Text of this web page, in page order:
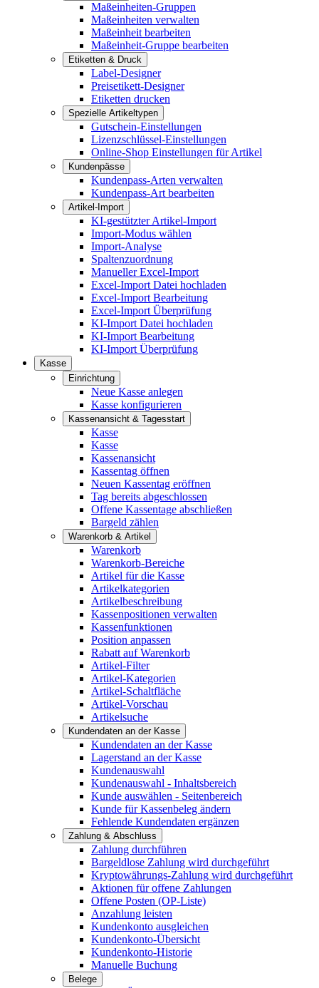
Maßeinheiten-Gruppen
Maßeinheiten verwalten
Maßeinheit bearbeiten
Maßeinheit-Gruppe bearbeiten
Etiketten & Druck
Label-Designer
Preisetikett-Designer
Etiketten drucken
Spezielle Artikeltypen
Gutschein-Einstellungen
Lizenzschlüssel-Einstellungen
Online-Shop Einstellungen für Artikel
Kundenpässe
Kundenpass-Arten verwalten
Kundenpass-Art bearbeiten
Artikel-Import
KI-gestützter Artikel-Import
Import-Modus wählen
Import-Analyse
Spaltenzuordnung
Manueller Excel-Import
Excel-Import Datei hochladen
Excel-Import Bearbeitung
Excel-Import Überprüfung
KI-Import Datei hochladen
KI-Import Bearbeitung
KI-Import Überprüfung
Kasse
Einrichtung
Neue Kasse anlegen
Kasse konfigurieren
Kassenansicht & Tagesstart
Kasse
Kasse
Kassenansicht
Kassentag öffnen
Neuen Kassentag eröffnen
Tag bereits abgeschlossen
Offene Kassentage abschließen
Bargeld zählen
Warenkorb & Artikel
Warenkorb
Warenkorb-Bereiche
Artikel für die Kasse
Artikelkategorien
Artikelbeschreibung
Kassenpositionen verwalten
Kassenfunktionen
Position anpassen
Rabatt auf Warenkorb
Artikel-Filter
Artikel-Kategorien
Artikel-Schaltfläche
Artikel-Vorschau
Artikelsuche
Kundendaten an der Kasse
Kundendaten an der Kasse
Lagerstand an der Kasse
Kundenauswahl
Kundenauswahl - Inhaltsbereich
Kunde auswählen - Seitenbereich
Kunde für Kassenbeleg ändern
Fehlende Kundendaten ergänzen
Zahlung & Abschluss
Zahlung durchführen
Bargeldlose Zahlung wird durchgeführt
Kryptowährungs-Zahlung wird durchgeführt
Aktionen für offene Zahlungen
Offene Posten (OP-Liste)
Anzahlung leisten
Kundenkonto ausgleichen
Kundenkonto-Übersicht
Kundenkonto-Historie
Manuelle Buchung
Belege